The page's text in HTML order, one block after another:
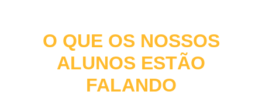
O QUE OS NOSSOS
ALUNOS ESTÃO
FALANDO